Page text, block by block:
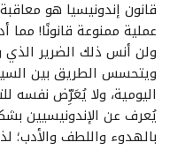
قانون إندونيسيا هو
عملية ممنوعة قانونًا!
ولن أنس ذلك الضرير الذي
ويتحسس الطريق بين
اليومية، ولا يُعَرِّض نفسه
يُعرف عن الإندونيسيين
بالهدوء واللطف والأدب؛